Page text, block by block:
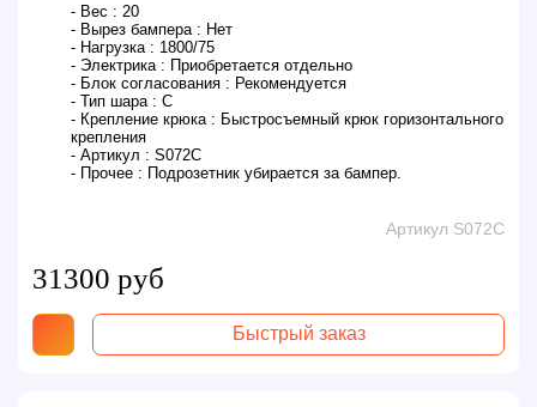
- Вес : 20
- Вырез бампера : Нет
- Нагрузка : 1800/75
- Электрика : Приобретается отдельно
- Блок согласования : Рекомендуется
- Тип шара : C
- Крепление крюка : Быстросъемный крюк горизонтального
крепления
- Артикул : S072C
- Прочее : Подрозетник убирается за бампер.
Артикул S072C
31300 руб
Быстрый заказ